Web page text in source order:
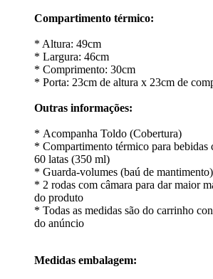
Compartimento térmico:
* Altura: 49cm
* Largura: 46cm
* Comprimento: 30cm
* Porta: 23cm de altura x 23cm de
Outras informações:
* Acompanha Toldo (Cobertura)
* Compartimento térmico para bebidas
60 latas (350 ml)
* Guarda-volumes (baú de mantimento)
* 2 rodas com câmara para dar maior
do produto
* Todas as medidas são do carrinho
do anúncio
Medidas embalagem: